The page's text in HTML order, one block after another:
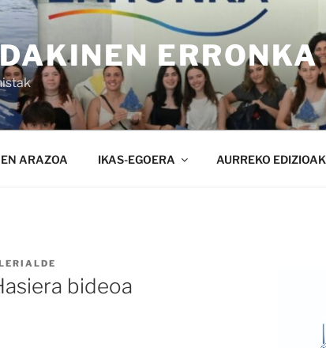
ERRONKA
ARAZOA IKAS-EGOERA AURREKO EDIZIOAK
bideoa